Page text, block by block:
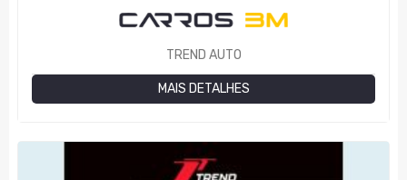
TREND AUTO
MAIS DETALHES